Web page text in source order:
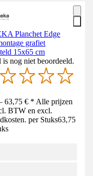
Planchet Edge
grafiet
15x65 cm
nog niet beoordeeld.
63,75 € * Alle prijzen
BTW en excl.
per Stuks63,75